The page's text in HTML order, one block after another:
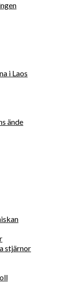
i Laos
ände
stjärnor